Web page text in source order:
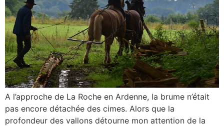
A l’approche de La Roche en Ardenne, la brume n’était
pas encore détachée des cimes. Alors que la
profondeur des vallons détourne mon attention de la